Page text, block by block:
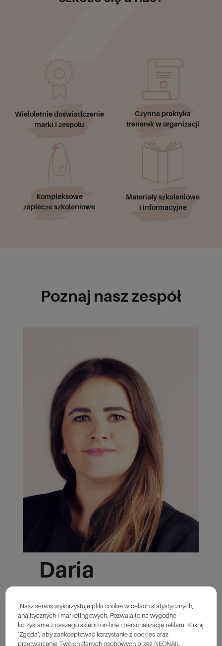
„Nasz serwis wykorzystuje pliki cookie w celach statystycznych,
analitycznych i marketingowych. Pozwala to na wygodne
korzystanie z naszego sklepu on-line i personalizację reklam. Kliknij
"Zgoda", aby zaakceptować korzystanie z cookies oraz
przetwarzanie Twoich danych osobowych przez NEONAIL i
Wieloletnie doświadczenie
marki i zespołu
Czynna praktyka
trenerek w organizacji
Kompleksowe
zaplecze szkoleniowe
Materiały szkoleniowe
i informacyjne
Poznaj nasz zespół
Daria
Kaleta-Kudrycka
Jestem dyplomowaną kosmetyczką z długoletnim
stażem, specjalizującą się w stylizacji paznokci. Od